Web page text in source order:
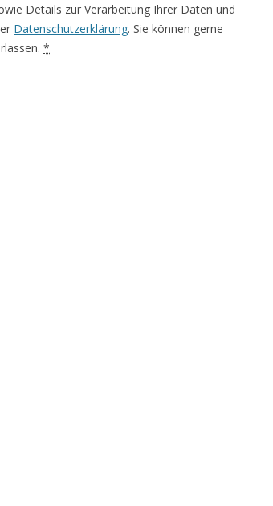
Details zur Verarbeitung Ihrer Daten und
Datenschutzerklärung. Sie können gerne
*